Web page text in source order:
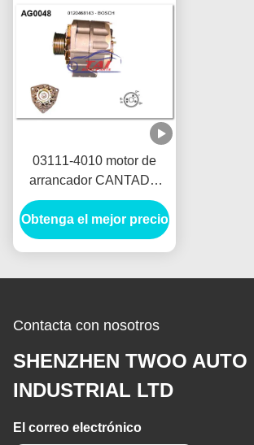
03111-4010 motor de
arrancador CANTADO
POONG 03111-4200 12V
2.2KW 11T MOTORES
DE ARRANQUE
Obtenga el mejor precio
Contacta con nosotros
SHENZHEN TWOO AUTO
INDUSTRIAL LTD
El correo electrónico